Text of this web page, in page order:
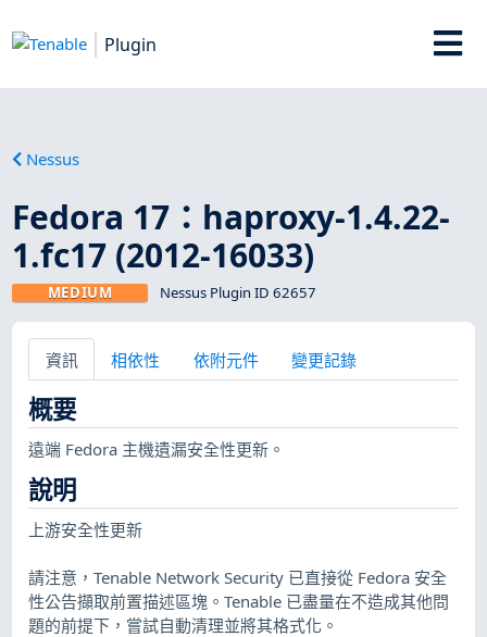
Plugin
Nessus
Fedora 17：haproxy-1.4.22-
1.fc17 (2012-16033)
MEDIUM Nessus Plugin ID 62657
資訊 相依性 依附元件 變更記錄
概要
遠端 Fedora 主機遺漏安全性更新。
說明
上游安全性更新
請注意，Tenable Network Security 已直接從 Fedora 安全
性公告擷取前置描述區塊。Tenable 已盡量在不造成其他問
題的前提下，嘗試自動清理並將其格式化。